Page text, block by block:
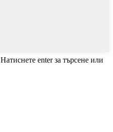
Натиснете enter за търсене или